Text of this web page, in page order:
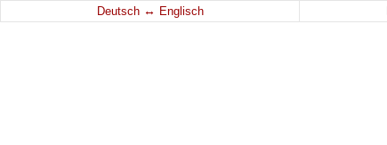
Deutsch ↔ Englisch